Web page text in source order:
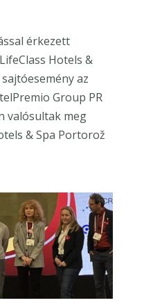
érkezett
Hotels &
az
Group PR
valósultak meg
& Spa Portorož